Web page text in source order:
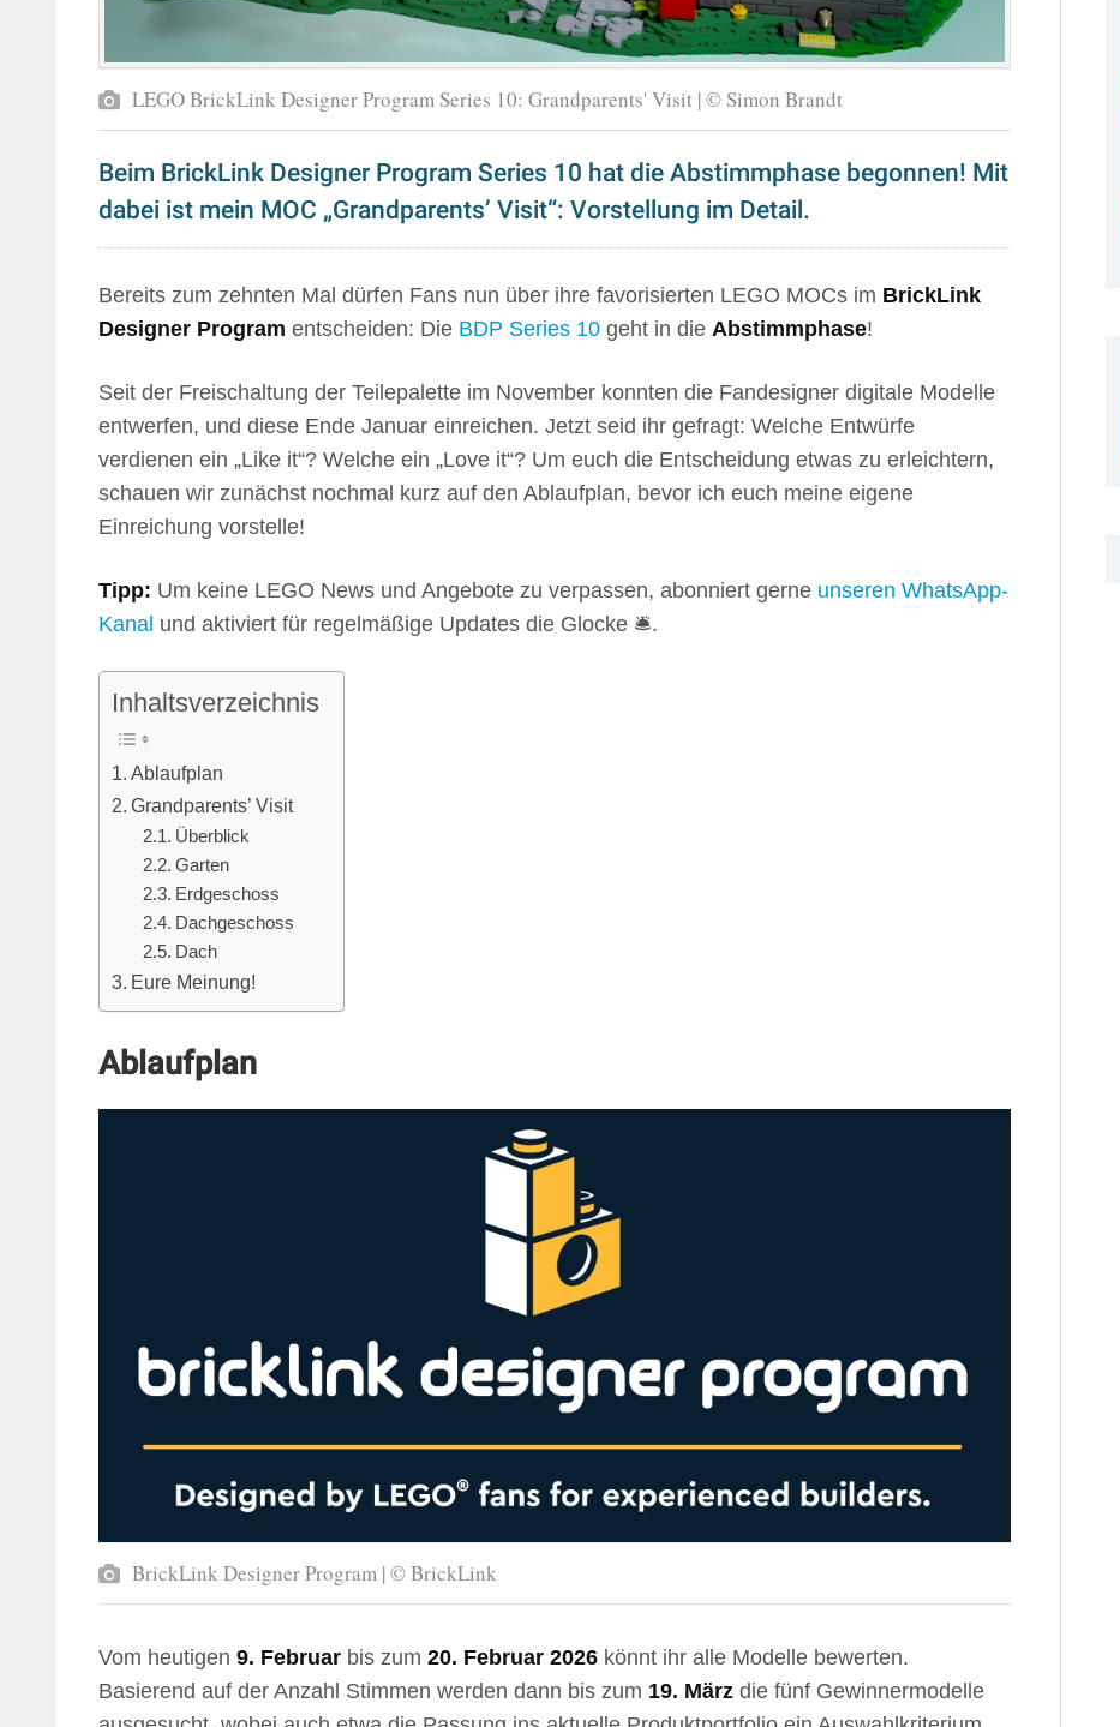
LEGO BrickLink Designer Program Series 10: Grandparents' Visit | © Simon Brandt
Beim BrickLink Designer Program Series 10 hat die Abstimmphase begonnen! Mit
dabei ist mein MOC „Grandparents’ Visit“: Vorstellung im Detail.
Bereits zum zehnten Mal dürfen Fans nun über ihre favorisierten LEGO MOCs im BrickLink
Designer Program entscheiden: Die BDP Series 10 geht in die Abstimmphase!
Seit der Freischaltung der Teilepalette im November konnten die Fandesigner digitale Modelle
entwerfen, und diese Ende Januar einreichen. Jetzt seid ihr gefragt: Welche Entwürfe
verdienen ein „Like it“? Welche ein „Love it“? Um euch die Entscheidung etwas zu erleichtern,
schauen wir zunächst nochmal kurz auf den Ablaufplan, bevor ich euch meine eigene
Einreichung vorstelle!
Tipp: Um keine LEGO News und Angebote zu verpassen, abonniert gerne unseren WhatsApp-
Kanal und aktiviert für regelmäßige Updates die Glocke 🛎️.
Inhaltsverzeichnis
Ablaufplan
Grandparents’ Visit
Überblick
Garten
Erdgeschoss
Dachgeschoss
Dach
Eure Meinung!
Ablaufplan
BrickLink Designer Program | © BrickLink
Vom heutigen 9. Februar bis zum 20. Februar 2026 könnt ihr alle Modelle bewerten.
Basierend auf der Anzahl Stimmen werden dann bis zum 19. März die fünf Gewinnermodelle